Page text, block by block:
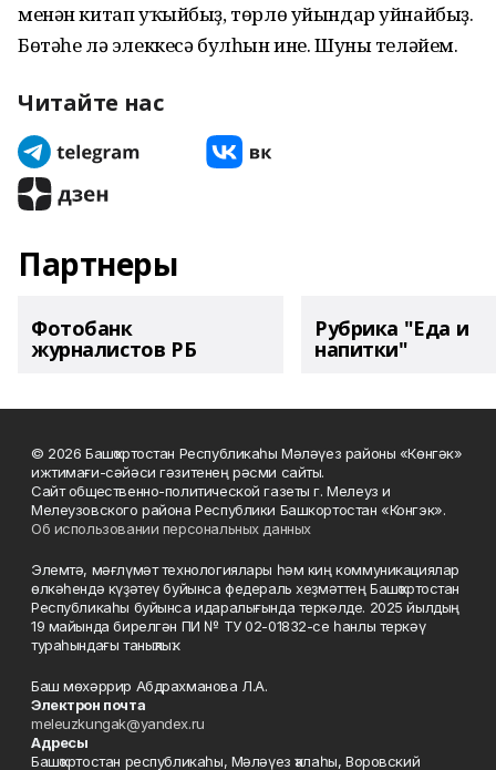
менән китап уҡыйбыҙ, төрлө уйындар уйнайбыҙ.
Бөтәһе лә элеккесә булһын ине. Шуны теләйем.
Читайте нас
Партнеры
Фотобанк
журналистов РБ
Рубрика "Еда и
напитки"
© 2026 Башҡортостан Республикаһы Мәләүез районы «Көнгәк»
ижтимағи-сәйәси гәзитенең рәсми сайты.
Сайт общественно-политической газеты г. Мелеуз и
Мелеузовского района Республики Башкортостан «Конгэк».
Об использовании персональных данных
Элемтә, мәғлүмәт технологиялары һәм киң коммуникациялар
өлкәһендә күҙәтеү буйынса федераль хеҙмәттең Башҡортостан
Республикаһы буйынса идаралығында теркәлде. 2025 йылдың
19 майында бирелгән ПИ № ТУ 02-01832-се һанлы теркәү
тураһындағы таныҡлыҡ.
Баш мөхәррир Абдрахманова Л.А.
Электрон почта
meleuzkungak@yandex.ru
Адресы
Башҡортостан республикаһы, Мәләүез ҡалаһы, Воровский